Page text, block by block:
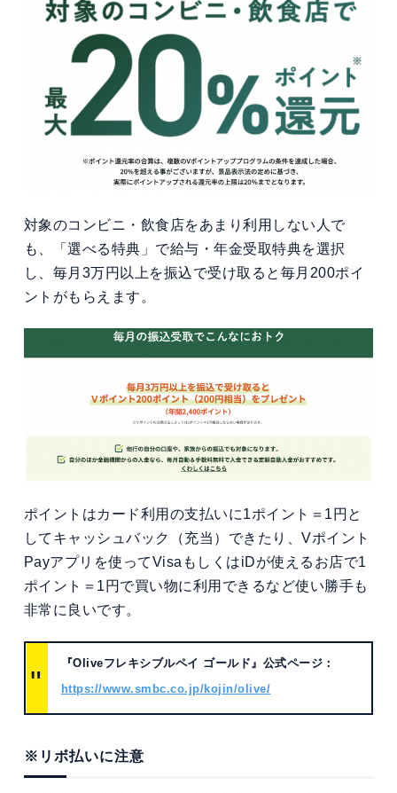
対象のコンビニ・飲食店をあまり利用しない人で
も、「選べる特典」で給与・年金受取特典を選択
し、毎月3万円以上を振込で受け取ると毎月200ポイ
ントがもらえます。
ポイントはカード利用の支払いに1ポイント＝1円と
してキャッシュバック（充当）できたり、Vポイント
Payアプリを使ってVisaもしくはiDが使えるお店で1
ポイント＝1円で買い物に利用できるなど使い勝手も
非常に良いです。
『Oliveフレキシブルペイ ゴールド』 公式ページ：
https://www.smbc.co.jp/kojin/olive/
※リボ払いに注意